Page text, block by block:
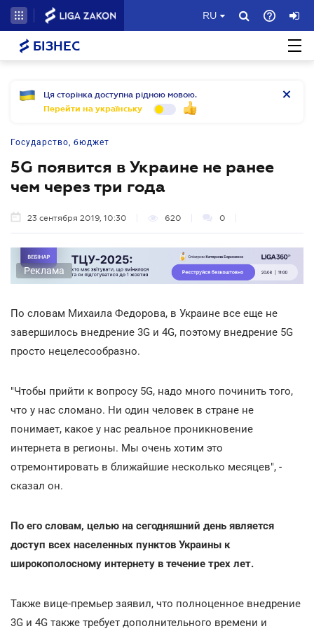
RU
БІЗНЕС
Ця сторінка доступна рідною мовою.
Перейти на українську
Государство, бюджет
5G появится в Украине не ранее
чем через три года
23 сентября 2019, 10:30 620 0
Реклама
По словам Михаила Федорова, в Украине все еще не
завершилось внедрение 3G и 4G, поэтому внедрение 5G
просто нецелесообразно.
"Чтобы прийти к вопросу 5G, надо много починить того,
что у нас сломано. Ни один человек в стране не
понимает, какое у нас реальное проникновение
интернета в регионы. Мы очень хотим это
отремонтировать в ближайшие несколько месяцев", -
сказал он.
По его словам, целью на сегодняшний день является
доступ всех населенных пунктов Украины к
широкополосному интернету в течение трех лет.
Также вице-премьер заявил, что полноценное внедрение
3G и 4G также требует дополнительного времени и